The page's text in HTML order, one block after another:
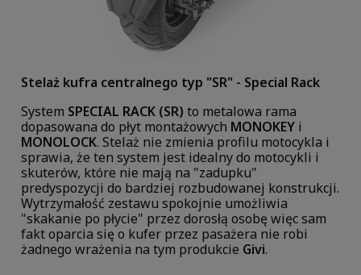
Stelaż kufra centralnego typ "SR" - Special Rack
System SPECIAL RACK (SR) to metalowa rama
dopasowana do płyt montażowych MONOKEY i
MONOLOCK. Stelaż nie zmienia profilu motocykla i
sprawia, że ten system jest idealny do motocykli i
skuterów, które nie mają na "zadupku"
predyspozycji do bardziej rozbudowanej konstrukcji.
Wytrzymałość zestawu spokojnie umożliwia
"skakanie po płycie" przez dorosłą osobę więc sam
fakt oparcia się o kufer przez pasażera nie robi
żadnego wrażenia na tym produkcie Givi.